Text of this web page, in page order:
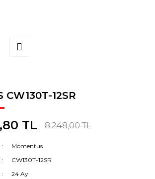
CW130T-12SR
TL 8.248,00 TL
Momentus
CW130T-12SR
24 Ay